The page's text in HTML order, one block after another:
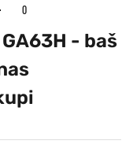
0
- baš